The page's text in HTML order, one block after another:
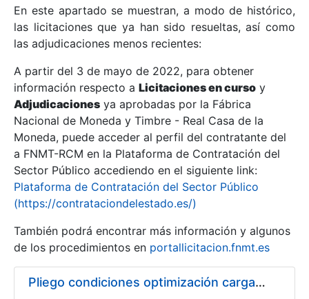
Mostrar/Ocultar
Mostrar/Ocultar
En este apartado se muestran, a modo de histórico,
las licitaciones que ya han sido resueltas, así como
las adjudicaciones menos recientes:
A partir del 3 de mayo de 2022, para obtener
información respecto a Licitaciones en curso y
Adjudicaciones ya aprobadas por la Fábrica
Nacional de Moneda y Timbre - Real Casa de la
Moneda, puede acceder al perfil del contratante del
a FNMT-RCM en la Plataforma de Contratación del
Sector Público accediendo en el siguiente link:
Plataforma de Contratación del Sector Público
(https://contrataciondelestado.es/)
También podrá encontrar más información y algunos
de los procedimientos en portallicitacion.fnmt.es
Pliego condiciones optimización cargas compras firmado